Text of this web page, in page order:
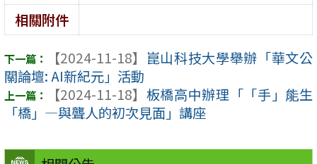
相關附件
【2024-11-18】 崑山科技大學舉辦「華文公
關論壇: AI新紀元」活動
【2024-11-18】 板橋高中辦理「「手」能生
「橋」—與聾人的初次見面」講座